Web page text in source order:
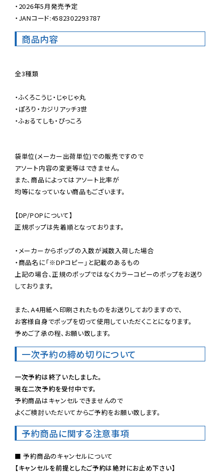
・2026年5月発売予定
・JANコード:4582302293787
商品内容
全3種類
・ふくろこうじ・じゃじゃ丸
・ぽろり・カジリアッチ3世
・ふぉるてしも・ぴっころ
袋単位(メーカー出荷単位)での販売ですので
アソート内容の変更等はできません。
また、商品によってはアソート比率が
均等になっていない商品もございます。
【DP/POPについて】
正規ポップは先着順となっております。
・メーカーからポップの入数が減数入荷した場合
・商品名に「※DPコピー」と記載のあるもの
上記の場合、正規のポップではなくカラーコピーのポップをお送り
しております。
また、A4用紙へ印刷されたものをお送りしておりますので、
お客様自身でポップを切って使用していただくことになります。
予めご了承の程、お願い致します。
一次予約の締め切りについて
一次予約は終了いたしました。
現在二次予約を受付中です。
予約商品はキャンセルできませんので
よくご検討いただいてからご予約をお願い致します。
予約商品に関する注意事項
【キャンセルを前提としたご予約は絶対にお止め下さい】